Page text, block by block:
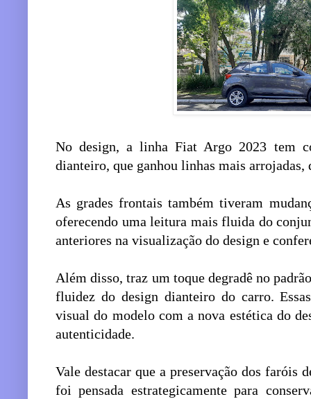
No design, a linha Fiat Argo 2023 tem
dianteiro, que ganhou linhas mais
As grades frontais também tiveram
oferecendo uma leitura mais fluida do
anteriores na visualização do design e
Além disso, traz um toque degradê no
fluidez do design dianteiro do carro.
visual do modelo com a nova estética do
autenticidade.
Vale destacar que a preservação dos faróis
foi pensada estrategicamente para